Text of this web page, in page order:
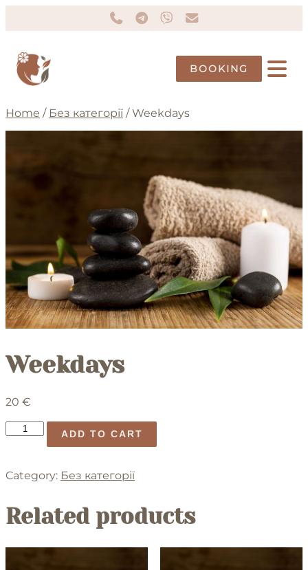
BOOKING
Home / Без категорії / Weekdays
Weekdays
20 €
Weekdays
ADD TO CART
Category: Без категорії
Related products